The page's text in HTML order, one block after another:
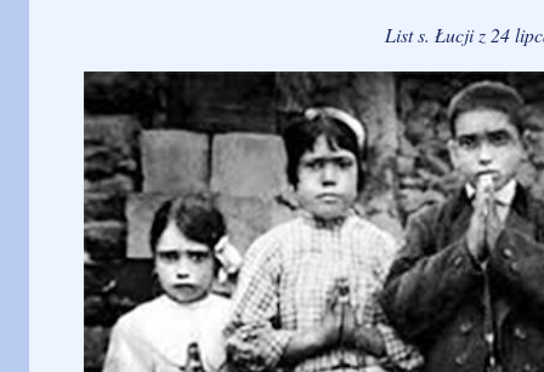
List s. Łucji z 24